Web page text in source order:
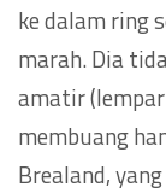
ke dalam ring
marah. Dia
amatir
membuang
Brealand,